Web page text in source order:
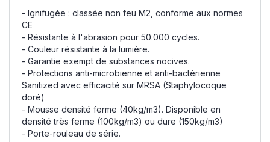
- Ignifugée : classée non feu M2, conforme aux normes
CE
- Résistante à l'abrasion pour 50.000 cycles.
- Couleur résistante à la lumière.
- Garantie exempt de substances nocives.
- Protections anti-microbienne et anti-bactérienne
Sanitized avec efficacité sur MRSA (Staphylocoque
doré)
- Mousse densité ferme (40kg/m3). Disponible en
densité très ferme (100kg/m3) ou dure (150kg/m3)
- Porte-rouleau de série.